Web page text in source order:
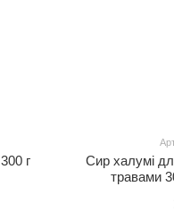
г
Сир халумі
травами